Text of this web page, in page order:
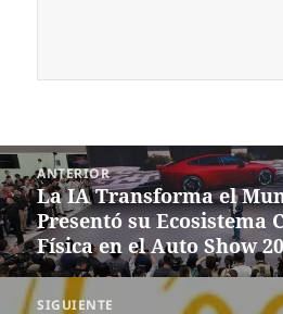
Navegación
de
entradas
ANTERIOR
Entrada
anterior:
La IA Transforma el
Presentó su Ecosistema
Física en el Auto Show
SIGUIENTE